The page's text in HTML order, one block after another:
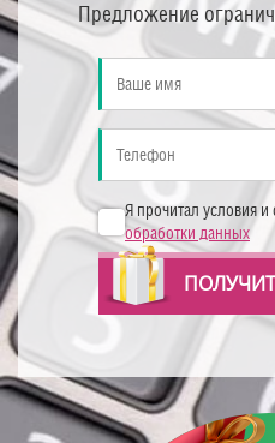
Предложение
Я прочитал условия и
обработки данных